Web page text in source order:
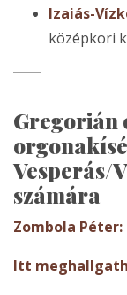
Izaiás-
középkori
Gregorián
Vesperás/
számára
Zombola
Itt